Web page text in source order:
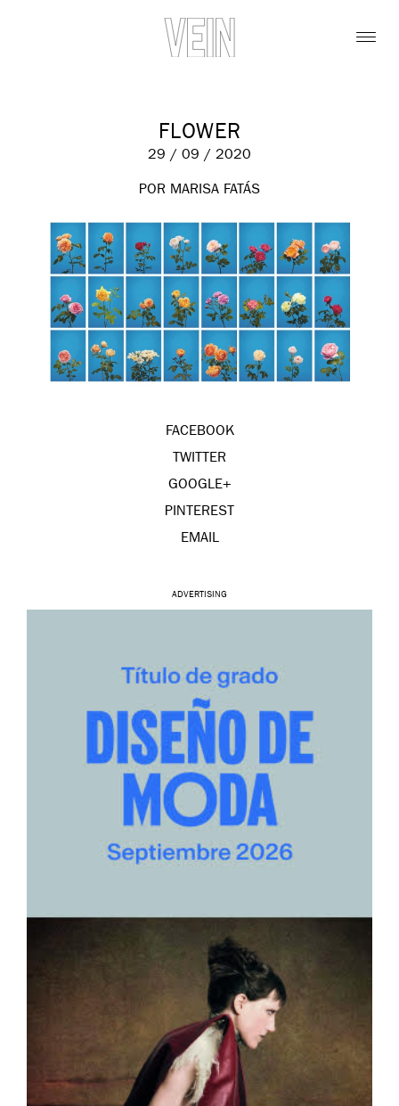
FLOWER
29 / 09 / 2020
POR MARISA FATÁS
FACEBOOK
TWITTER
GOOGLE+
PINTEREST
EMAIL
ADVERTISING